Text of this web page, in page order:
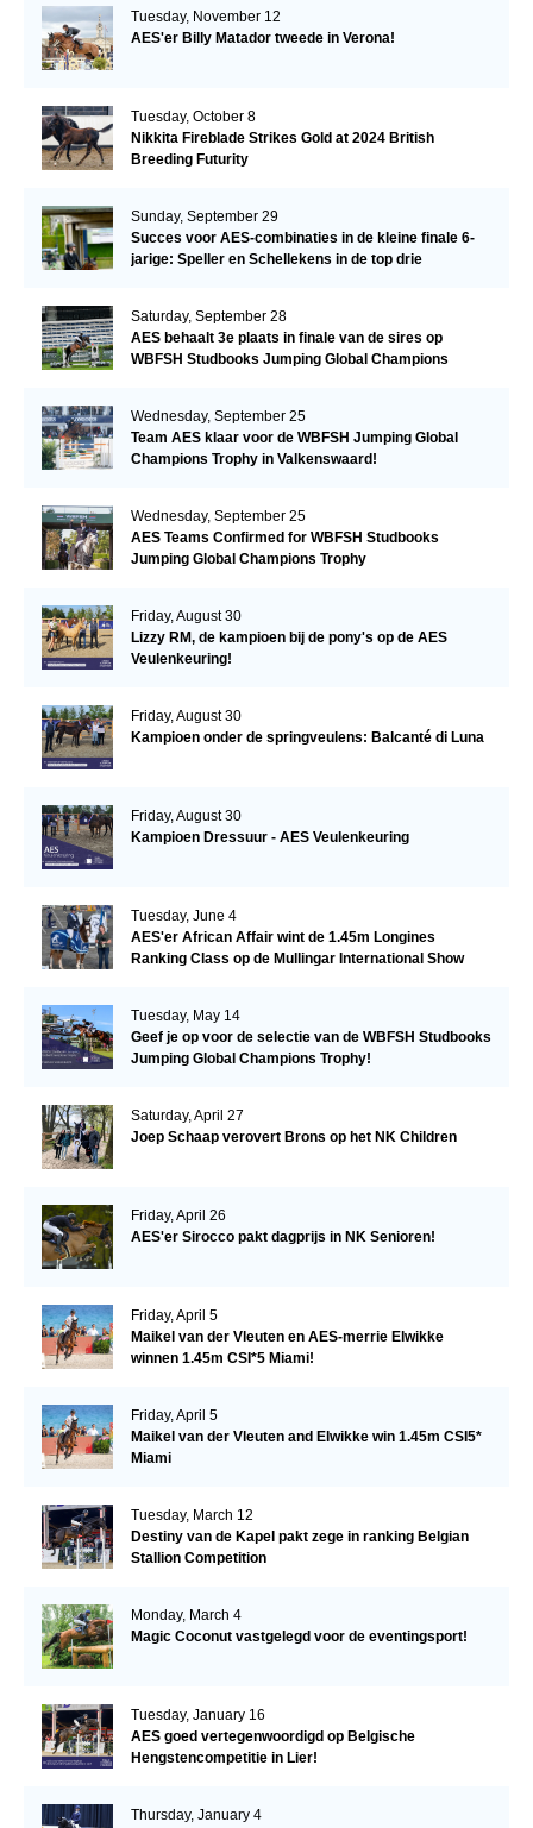
Tuesday, November 12
AES'er Billy Matador tweede in Verona!
Tuesday, October 8
Nikkita Fireblade Strikes Gold at 2024 British
Breeding Futurity
Sunday, September 29
Succes voor AES-combinaties in de kleine finale 6-
jarige: Speller en Schellekens in de top drie
Saturday, September 28
AES behaalt 3e plaats in finale van de sires op
WBFSH Studbooks Jumping Global Champions
Wednesday, September 25
Team AES klaar voor de WBFSH Jumping Global
Champions Trophy in Valkenswaard!
Wednesday, September 25
AES Teams Confirmed for WBFSH Studbooks
Jumping Global Champions Trophy
Friday, August 30
Lizzy RM, de kampioen bij de pony's op de AES
Veulenkeuring!
Friday, August 30
Kampioen onder de springveulens: Balcanté di Luna
Friday, August 30
Kampioen Dressuur - AES Veulenkeuring
Tuesday, June 4
AES'er African Affair wint de 1.45m Longines
Ranking Class op de Mullingar International Show
Tuesday, May 14
Geef je op voor de selectie van de WBFSH Studbooks
Jumping Global Champions Trophy!
Saturday, April 27
Joep Schaap verovert Brons op het NK Children
Friday, April 26
AES'er Sirocco pakt dagprijs in NK Senioren!
Friday, April 5
Maikel van der Vleuten en AES-merrie Elwikke
winnen 1.45m CSI*5 Miami!
Friday, April 5
Maikel van der Vleuten and Elwikke win 1.45m CSI5*
Miami
Tuesday, March 12
Destiny van de Kapel pakt zege in ranking Belgian
Stallion Competition
Monday, March 4
Magic Coconut vastgelegd voor de eventingsport!
Tuesday, January 16
AES goed vertegenwoordigd op Belgische
Hengstencompetitie in Lier!
Thursday, January 4